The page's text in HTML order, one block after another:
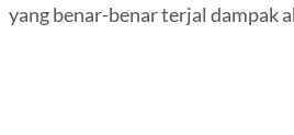
yang benar-benar terjal dampak